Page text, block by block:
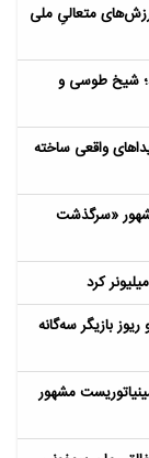
متعالیِ ملی
نمی‌کند؛ شیخ طوسی و
واقعی ساخته
مشهور «سرگذشت
ریوز بازیگر سه‌گانه
مشهور